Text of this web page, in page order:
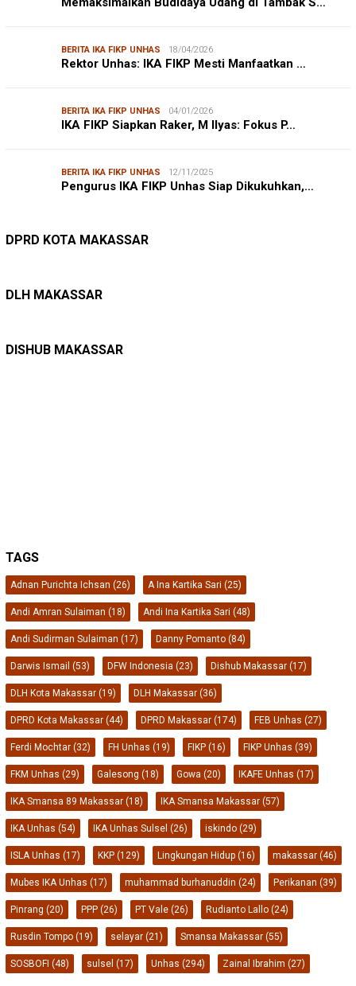
BERITA IKA FIKP UNHAS 18/04/2026
Rektor Unhas: IKA FIKP Mesti Manfaatkan …
BERITA IKA FIKP UNHAS 04/01/2026
IKA FIKP Siapkan Raker, M Ilyas: Fokus P…
BERITA IKA FIKP UNHAS 12/11/2025
Pengurus IKA FIKP Unhas Siap Dikukuhkan,…
DPRD KOTA MAKASSAR
Kepuasan Publik Tinggi, Andi Makmur Nila…
DLH MAKASSAR
Belanja Pemerintah Bisa Menyelamatkan Hu…
DISHUB MAKASSAR
Pete-pete Laut Makassar Siap Beroperasi …
TAGS
Adnan Purichta Ichsan (26) A Ina Kartika Sari (25)
Andi Amran Sulaiman (18) Andi Ina Kartika Sari (48)
Andi Sudirman Sulaiman (17) Danny Pomanto (84)
Darwis Ismail (53) DFW Indonesia (23) Dishub Makassar (17)
DLH Kota Makassar (19) DLH Makassar (36)
DPRD Kota Makassar (44) DPRD Makassar (174) FEB Unhas (27)
Ferdi Mochtar (32) FH Unhas (19) FIKP (16) FIKP Unhas (39)
FKM Unhas (29) Galesong (18) Gowa (20) IKAFE Unhas (17)
IKA Smansa 89 Makassar (18) IKA Smansa Makassar (57)
IKA Unhas (54) IKA Unhas Sulsel (26) iskindo (29)
ISLA Unhas (17) KKP (129) Lingkungan Hidup (16) makassar (46)
Mubes IKA Unhas (17) muhammad burhanuddin (24) Perikanan (39)
Pinrang (20) PPP (26) PT Vale (26) Rudianto Lallo (24)
Rusdin Tompo (19) selayar (21) Smansa Makassar (55)
SOSBOFI (48) sulsel (17) Unhas (294) Zainal Ibrahim (27)